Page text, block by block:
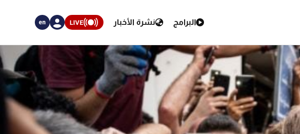
البرامج نشرة الأخبار LIVE
en